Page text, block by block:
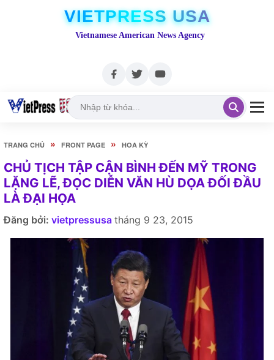
VIETPRESS USA
Vietnamese American News Agency
TRANG CHỦ » FRONT PAGE » HOA KỲ
CHỦ TỊCH TẬP CẬN BÌNH ĐẾN MỸ TRONG
LẶNG LẼ, ĐỌC DIỄN VĂN HÙ DỌA ĐỐI ĐẦU
LÀ ĐẠI HỌA
Đăng bởi: vietpressusa tháng 9 23, 2015